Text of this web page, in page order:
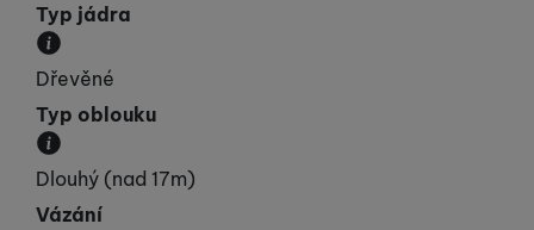
Typ jádra
Materiál, ze kterého je jádro lyže vyrobeno.
Dřevěné
Typ oblouku
Přibližná velikost poloměru oblouku.
Dlouhý (nad 17m)
Vázání